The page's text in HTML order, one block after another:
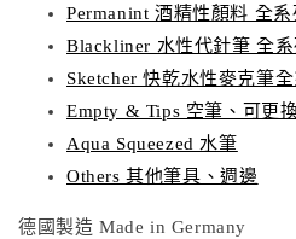
Permanint 酒精性顏料 全系
Blackliner 水性代針筆 全系
Sketcher 快乾水性麥克筆全
Empty & Tips 空筆、可更
Aqua Squeezed 水筆
Others 其他筆具、週邊
德國製造 Made in Germany